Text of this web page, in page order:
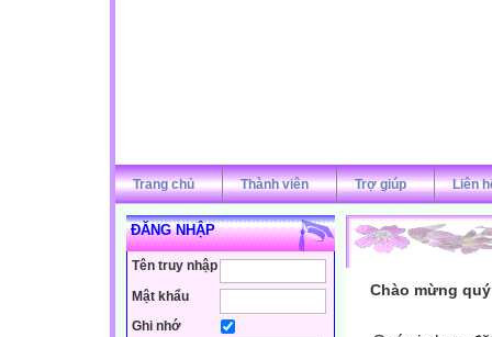
Trang chủ Thành viên Trợ giúp Liên
ĐĂNG NHẬP
Tên truy nhập
Mật khẩu
Ghi nhớ
Chào mừng